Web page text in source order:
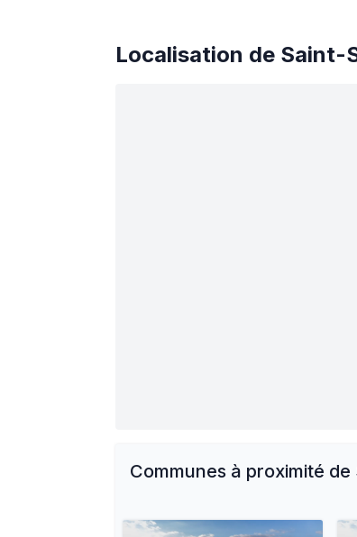
Localisation de Saint-
Communes à proximité de